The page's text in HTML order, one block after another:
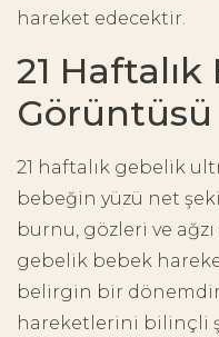
hareket edecektir.
21
Görüntüsü
21 haftalık gebelik
bebeğin yüzü net
burnu, gözleri ve
gebelik bebek
belirgin bir
hareketlerini bilinçli